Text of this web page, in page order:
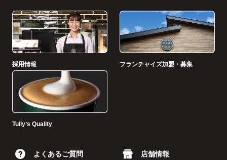
採用情報 フランチャイズ加盟・募集
Tullyʼs Quality
よくあるご質問 店舗情報